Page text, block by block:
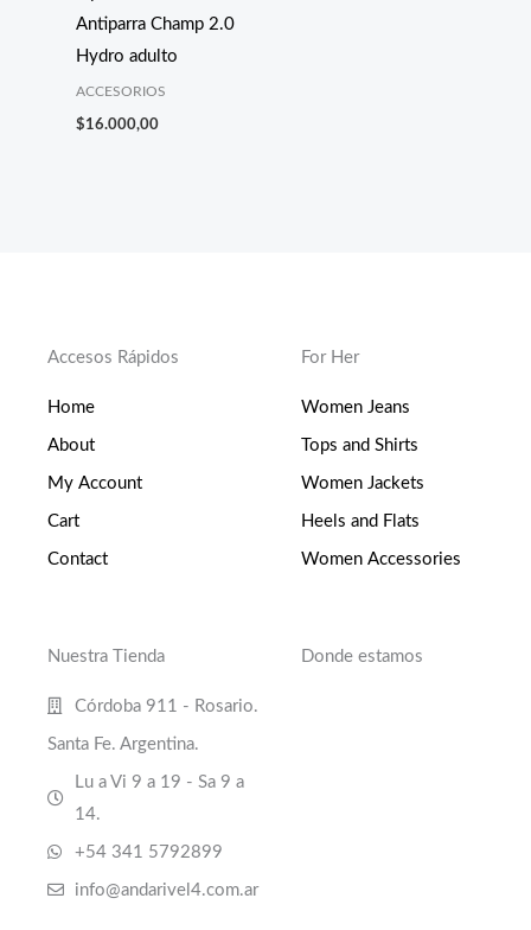
Antiparra Champ 2.0
Hydro adulto
ACCESORIOS
$16.000,00
Accesos Rápidos
Home
About
My Account
Cart
Contact
For Her
Women Jeans
Tops and Shirts
Women Jackets
Heels and Flats
Women Accessories
Nuestra Tienda
Córdoba 911 - Rosario.
Santa Fe. Argentina.
Lu a Vi 9 a 19 - Sa 9 a
14.
+54 341 5792899
info@andarivel4.com.ar
Donde estamos